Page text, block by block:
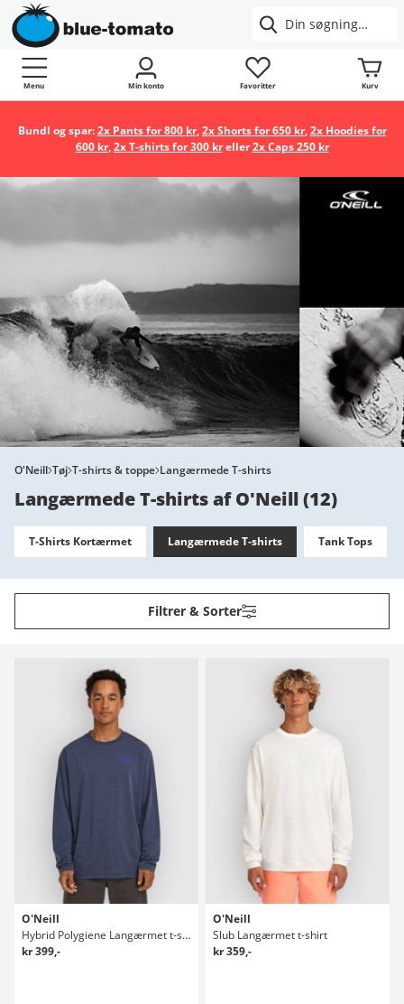
Menu Min konto Favoritter Kurv
Bundl og spar:2x Pants for 800 kr,2x Shorts for 650 kr,2x Hoodies for
600 kr,2x T-shirts for 300 kreller2x Caps 250 kr
O'Neill Tøj T-shirts & toppe Langærmede T-shirts
Langærmede T-shirts af O'Neill(12)
T-Shirts Kortærmet Langærmede T-shirts Tank Tops
Filtrer & Sorter
O'Neill
Hybrid Polygiene Langærmet t-shirt
kr 399,-
O'Neill
Slub Langærmet t-shirt
kr 359,-